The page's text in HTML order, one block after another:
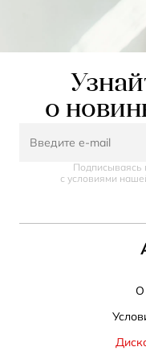
о
Подписываясь
с условиями
О